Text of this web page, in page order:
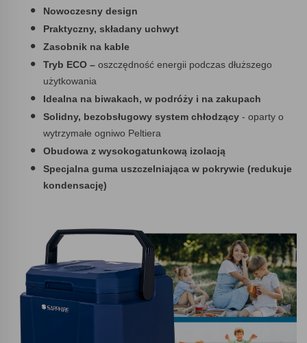
Nowoczesny design
Praktyczny, składany uchwyt
Zasobnik na kable
Tryb ECO – oszczędność energii podczas dłuższego
użytkowania
Idealna na biwakach, w podróży i na zakupach
Solidny, bezobsługowy system chłodzący - oparty o
wytrzymałe ogniwo Peltiera
Obudowa z wysokogatunkową izolacją
Specjalna guma uszczelniająca w pokrywie (redukuje
kondensację)